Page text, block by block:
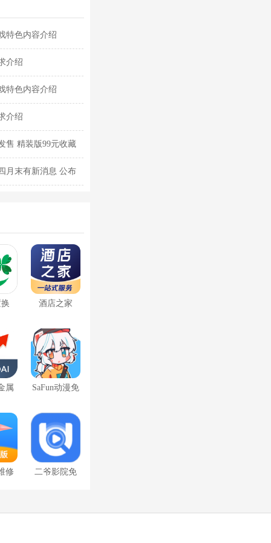
特色内容介绍
介绍
特色内容介绍
介绍
精装版99元收藏
月末有新消息 公布
酒店之家
属 SaFun动漫免
修 二爷影院免